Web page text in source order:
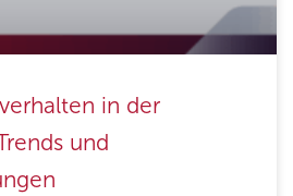
in der
und